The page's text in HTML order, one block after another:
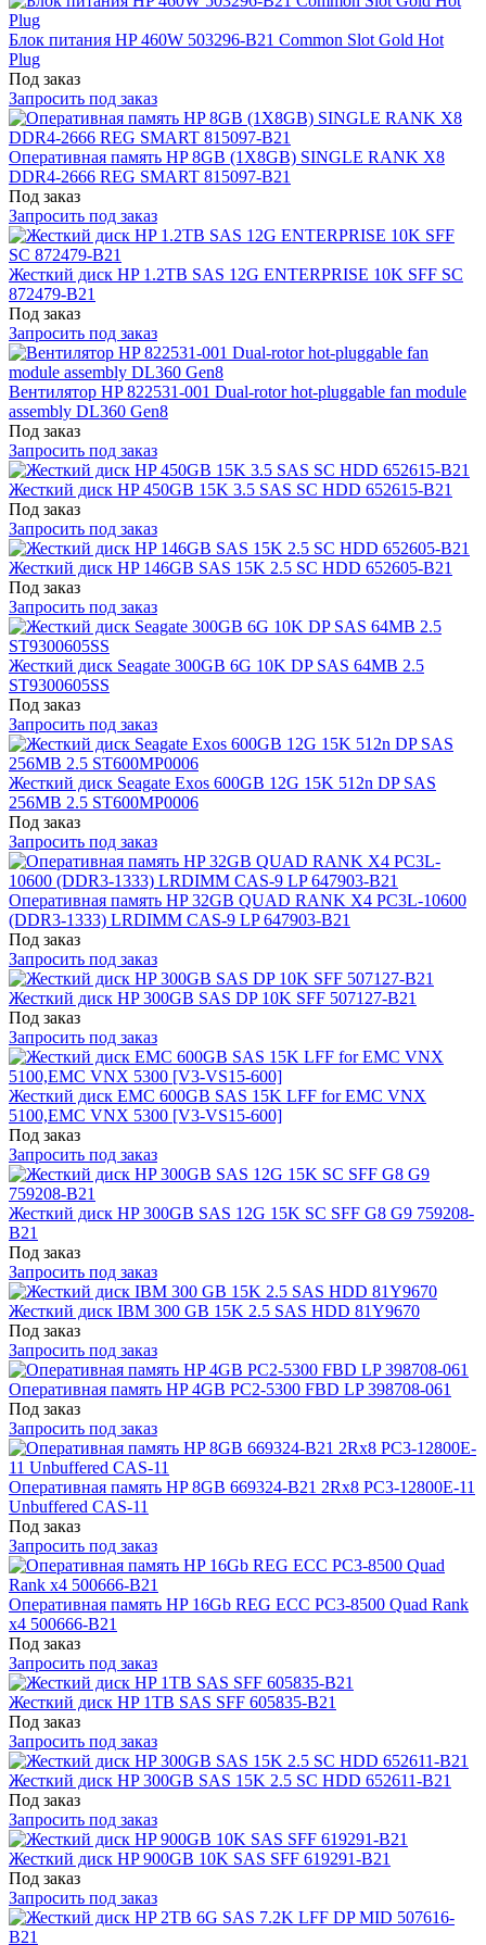
Блок питания HP 460W 503296-B21 Common Slot Gold Hot
Plug
Под заказ
Запросить под заказ
Оперативная память HP 8GB (1X8GB) SINGLE RANK X8
DDR4-2666 REG SMART 815097-B21
Под заказ
Запросить под заказ
Жесткий диск HP 1.2TB SAS 12G ENTERPRISE 10K SFF SC
872479-B21
Под заказ
Запросить под заказ
Вентилятор HP 822531-001 Dual-rotor hot-pluggable fan module
assembly DL360 Gen8
Под заказ
Запросить под заказ
Жесткий диск HP 450GB 15K 3.5 SAS SC HDD 652615-B21
Под заказ
Запросить под заказ
Жесткий диск HP 146GB SAS 15K 2.5 SC HDD 652605-B21
Под заказ
Запросить под заказ
Жесткий диск Seagate 300GB 6G 10K DP SAS 64MB 2.5
ST9300605SS
Под заказ
Запросить под заказ
Жесткий диск Seagate Exos 600GB 12G 15K 512n DP SAS
256MB 2.5 ST600MP0006
Под заказ
Запросить под заказ
Оперативная память HP 32GB QUAD RANK X4 PC3L-10600
(DDR3-1333) LRDIMM CAS-9 LP 647903-B21
Под заказ
Запросить под заказ
Жесткий диск HP 300GB SAS DP 10K SFF 507127-B21
Под заказ
Запросить под заказ
Жесткий диск EMC 600GB SAS 15K LFF for EMC VNX
5100,EMC VNX 5300 [V3-VS15-600]
Под заказ
Запросить под заказ
Жесткий диск HP 300GB SAS 12G 15K SC SFF G8 G9 759208-
B21
Под заказ
Запросить под заказ
Жесткий диск IBM 300 GB 15K 2.5 SAS HDD 81Y9670
Под заказ
Запросить под заказ
Оперативная память HP 4GB PC2-5300 FBD LP 398708-061
Под заказ
Запросить под заказ
Оперативная память HP 8GB 669324-B21 2Rx8 PC3-12800E-11
Unbuffered CAS-11
Под заказ
Запросить под заказ
Оперативная память HP 16Gb REG ECC PC3-8500 Quad Rank
x4 500666-B21
Под заказ
Запросить под заказ
Жесткий диск HP 1TB SAS SFF 605835-B21
Под заказ
Запросить под заказ
Жесткий диск HP 300GB SAS 15K 2.5 SC HDD 652611-B21
Под заказ
Запросить под заказ
Жесткий диск HP 900GB 10K SAS SFF 619291-B21
Под заказ
Запросить под заказ